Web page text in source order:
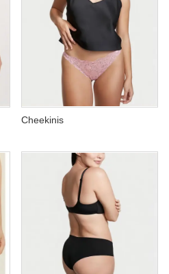
Cheekinis